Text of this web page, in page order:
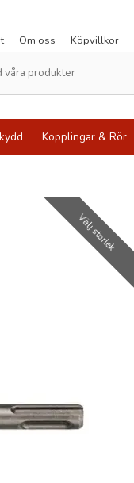
Om oss Köpvillkor
Kopplingar & Rör
Välj storlek